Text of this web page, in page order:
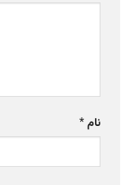
نام*